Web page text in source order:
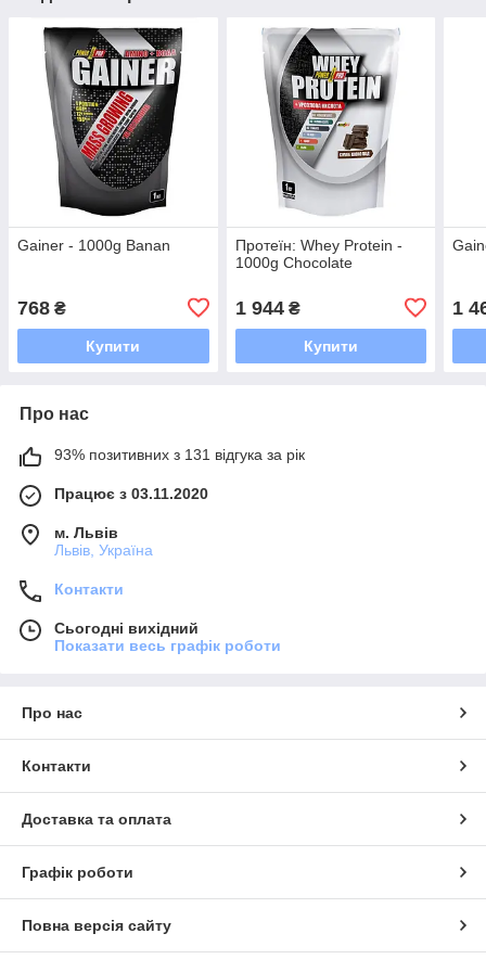
Gainer - 1000g Banan
768 ₴
Купити
Протеїн: Whey Protein -
1000g Chocolate
1 944₴
Купити
1
Про нас
93% позитивних з 131 відгука за рік
Працює з 03.11.2020
м. Львів
Львів, Україна
Контакти
Сьогодні вихідний
Показати весь графік роботи
Про нас
Контакти
Доставка та оплата
Графік роботи
Повна версія сайту